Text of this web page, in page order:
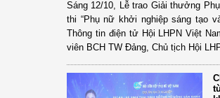
Sáng 12/10, Lễ trao Giải thưởng
thi “Phụ nữ khởi nghiệp sáng tạo
Thông tin điện tử Hội LHPN Việt
viên BCH TW Đảng, Chủ tịch Hội